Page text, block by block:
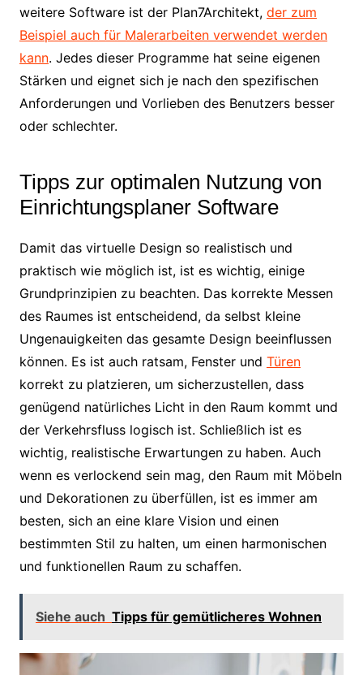
weitere Software ist der Plan7Architekt, der zum
Beispiel auch für Malerarbeiten verwendet werden
kann. Jedes dieser Programme hat seine eigenen
Stärken und eignet sich je nach den spezifischen
Anforderungen und Vorlieben des Benutzers besser
oder schlechter.
Tipps zur optimalen Nutzung von
Einrichtungsplaner Software
Damit das virtuelle Design so realistisch und
praktisch wie möglich ist, ist es wichtig, einige
Grundprinzipien zu beachten. Das korrekte Messen
des Raumes ist entscheidend, da selbst kleine
Ungenauigkeiten das gesamte Design beeinflussen
können. Es ist auch ratsam, Fenster und Türen
korrekt zu platzieren, um sicherzustellen, dass
genügend natürliches Licht in den Raum kommt und
der Verkehrsfluss logisch ist. Schließlich ist es
wichtig, realistische Erwartungen zu haben. Auch
wenn es verlockend sein mag, den Raum mit Möbeln
und Dekorationen zu überfüllen, ist es immer am
besten, sich an eine klare Vision und einen
bestimmten Stil zu halten, um einen harmonischen
und funktionellen Raum zu schaffen.
Siehe auch Tipps für gemütlicheres Wohnen